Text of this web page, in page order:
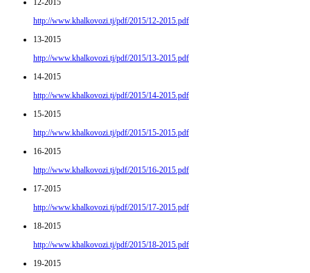
12-2015
http://www.khalkovozi.tj/pdf/2015/12-2015.pdf
13-2015
http://www.khalkovozi.tj/pdf/2015/13-2015.pdf
14-2015
http://www.khalkovozi.tj/pdf/2015/14-2015.pdf
15-2015
http://www.khalkovozi.tj/pdf/2015/15-2015.pdf
16-2015
http://www.khalkovozi.tj/pdf/2015/16-2015.pdf
17-2015
http://www.khalkovozi.tj/pdf/2015/17-2015.pdf
18-2015
http://www.khalkovozi.tj/pdf/2015/18-2015.pdf
19-2015